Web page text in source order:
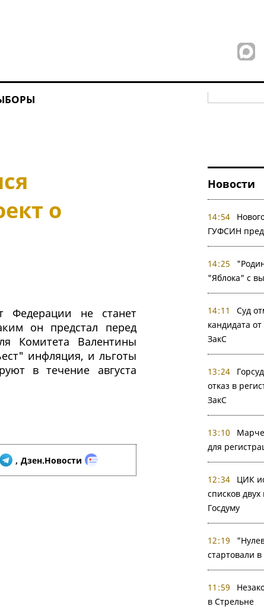
о
Федерации не станет
он предстал перед
Комитета Валентины
инфляция, и льготы
в течение августа
, Дзен.Новости
Новости
14:54
ГУФСИН
14:25
"Яблока" с
14:11
Суд
кандидата
ЗакС
13:24
отказ в
ЗакС
13:10
для
12:34
ЦИК
списков
Госдуму
12:19
стартовали
11:59
в Стрельне